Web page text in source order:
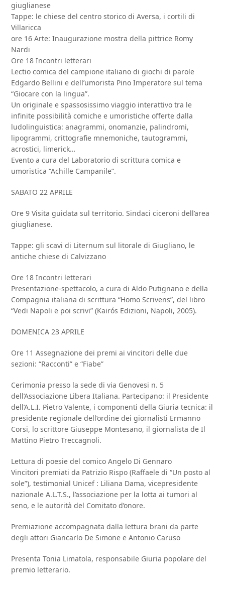
giuglianese
Tappe: le chiese del centro storico di Aversa, i cortili di
Villaricca
ore 16 Arte: Inaugurazione mostra della pittrice Romy
Nardi
Ore 18 Incontri letterari
Lectio comica del campione italiano di giochi di parole
Edgardo Bellini e dell’umorista Pino Imperatore sul tema
“Giocare con la lingua”.
Un originale e spassosissimo viaggio interattivo tra le
infinite possibilità comiche e umoristiche offerte dalla
ludolinguistica: anagrammi, onomanzie, palindromi,
lipogrammi, crittografie mnemoniche, tautogrammi,
acrostici, limerick…
Evento a cura del Laboratorio di scrittura comica e
umoristica “Achille Campanile”.
SABATO 22 APRILE
Ore 9 Visita guidata sul territorio. Sindaci ciceroni dell’area
giuglianese.
Tappe: gli scavi di Liternum sul litorale di Giugliano, le
antiche chiese di Calvizzano
Ore 18 Incontri letterari
Presentazione-spettacolo, a cura di Aldo Putignano e della
Compagnia italiana di scrittura “Homo Scrivens”, del libro
“Vedi Napoli e poi scrivi” (Kairós Edizioni, Napoli, 2005).
DOMENICA 23 APRILE
Ore 11 Assegnazione dei premi ai vincitori delle due
sezioni: “Racconti” e “Fiabe”
Cerimonia presso la sede di via Genovesi n. 5
dell’Associazione Libera Italiana. Partecipano: il Presidente
dell’A.L.I. Pietro Valente, i componenti della Giuria tecnica: il
presidente regionale dell’ordine dei giornalisti Ermanno
Corsi, lo scrittore Giuseppe Montesano, il giornalista de Il
Mattino Pietro Treccagnoli.
Lettura di poesie del comico Angelo Di Gennaro
Vincitori premiati da Patrizio Rispo (Raffaele di “Un posto al
sole”), testimonial Unicef : Liliana Dama, vicepresidente
nazionale A.L.T.S., l’associazione per la lotta ai tumori al
seno, e le autorità del Comitato d’onore.
Premiazione accompagnata dalla lettura brani da parte
degli attori Giancarlo De Simone e Antonio Caruso
Presenta Tonia Limatola, responsabile Giuria popolare del
premio letterario.